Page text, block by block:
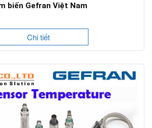
biến Gefran Việt Nam
Chi tiết